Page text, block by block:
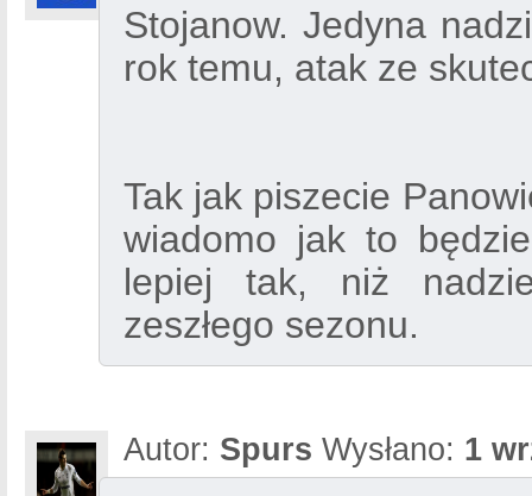
Stojanow. Jedyna
rok temu, atak ze
Tak jak piszecie
wiadomo jak to
lepiej tak, niż
zeszłego sezonu.
Autor: Spurs Wysłano: 1